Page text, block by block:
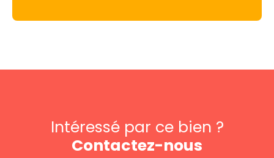
Intéressé par ce bien ?
Contactez-nous